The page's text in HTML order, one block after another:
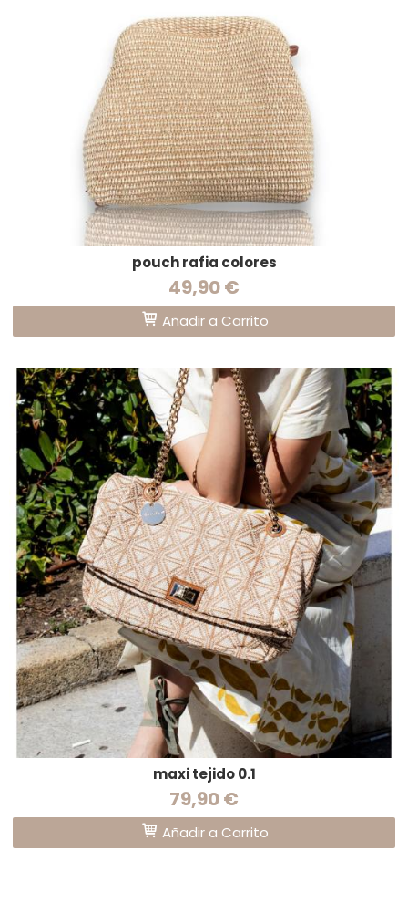
pouch rafia colores
49,90 €
Añadir a Carrito
maxi tejido 0.1
79,90 €
Añadir a Carrito